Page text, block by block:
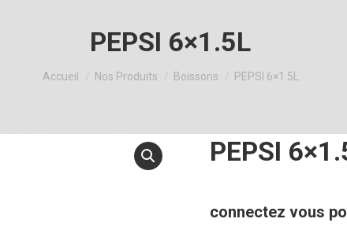
PEPSI 6×1.5L
Vous êtes ici :
Accueil Nos Produits Boissons PEPSI 6×1.5L
PEPSI
connectez vous